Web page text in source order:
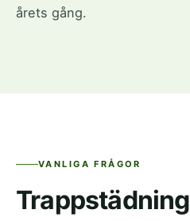
årets gång.
VANLIGA FRÅGOR
Trappstädning